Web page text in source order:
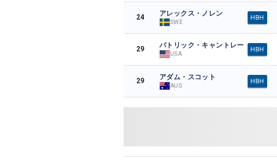
24 アレックス・ノレン
SWE
HBH
29 パトリック・キャントレー
USA
HBH
29 アダム・スコット
AUS
HBH